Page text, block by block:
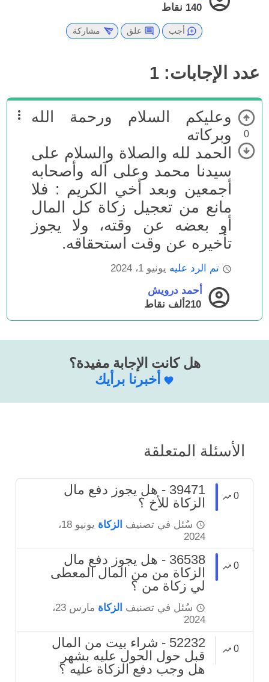
140 نقاط
أجب علق مشاركة
عدد الإجابات: 1
0
وعليكم السلام ورحمة الله
وبركاته
الحمد لله والصلاة والسلام على
سيدنا محمد وعلى آله وأصحابه
أجمعين وبعد أخي الكريم : فلا
مانع من تعجيل زكاة كل المال
أو بعضه عن وقته، ولا يجوز
تأخيره عن وقت استحقاقه.
تم الرد عليه يونيو 1، 2024
أحمد درويش
210ألف
نقاط
هل كانت الإجابة مفيدة؟
أخبرنا برأيك
الأسئلة المتعلقة
0
39471 - هل يجوز دفع مال
الزكاة للأخ ؟
سُئل في تصنيف الزكاة
يونيو 18،
2024
0
36538 - هل يجوز دفع مال
الزكاة من من المال المعطى
لي زكاة من ؟
سُئل في تصنيف الزكاة
مارس 23،
2024
0
52232 - شراء بيت من المال
قبل حول الحول عليه بشهر
هل وجب دفع الزكاة عليه ؟